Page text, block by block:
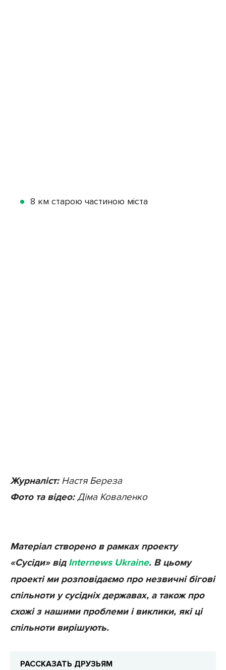
8 км старою частиною міста
Журналіст:Настя Береза
Фото та відео:Діма Коваленко
Матеріал створено в рамках проекту
«Сусіди» від Internews Ukraine. В цьому
проекті ми розповідаємо про незвичні бігові
спільноти у сусідніх державах, а також про
схожі з нашими проблеми і виклики, які ці
спільноти вирішують.
РАССКАЗАТЬ ДРУЗЬЯМ